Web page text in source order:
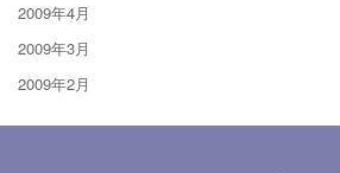
2009年4月
2009年3月
2009年2月